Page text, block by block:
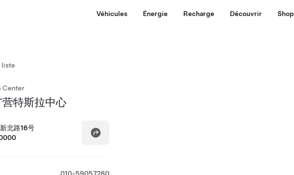
Véhicules Énergie Recharge Découvrir Shop
liste
Center
特斯拉中心
北路16号